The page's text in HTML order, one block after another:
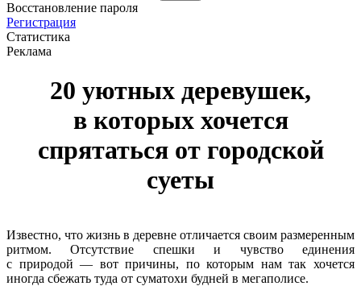
Восстановление пароля
Регистрация
Статистика
Реклама
20 уютных деревушек,
в которых хочется
спрятаться от городской
суеты
Известно, что жизнь в деревне отличается своим размеренным
ритмом. Отсутствие спешки и чувство единения
с природой — вот причины, по которым нам так хочется
иногда сбежать туда от суматохи будней в мегаполисе.